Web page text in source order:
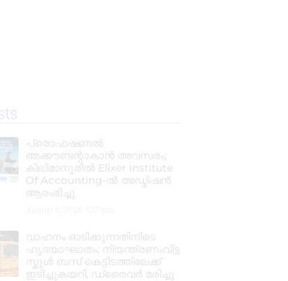
പ്രൊഫഷണൽ
അക്കൗണ്ടന്റാകാൻ അവസരം;
കിലിമാനൂരിൽ Elixer Institute
Of Accounting-ൽ അഡ്മിഷൻ
ആരംഭിച്ചു
വാഹനം ഓടിക്കുന്നതിനിടെ
ഹൃദയാഘാതം; നിയന്ത്രണംവിട്ട
സ്കൂൾ ബസ് കെട്ടിടത്തിലേക്ക്
ഇടിച്ചുകയറി, ഡ്രൈവർ മരിച്ചു